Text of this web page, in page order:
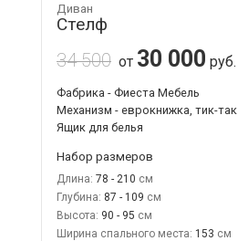
Диван
Стелф
34 500 от 30 000 руб.
Фабрика - Фиеста Мебель
Механизм - еврокнижка, тик-так
Ящик для белья
Набор размеров
Длина: 78 - 210
Глубина: 87 - 109
Высота: 90 - 95
Ширина спального места: 153